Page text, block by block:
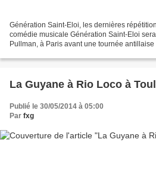
Génération Saint-Eloi, les dernières
comédie musicale Génération Saint-Eloi
Pullman, à Paris avant une tournée
La Guyane à Rio Loco à
Publié le 30/05/2014 à 05:00
Par fxg